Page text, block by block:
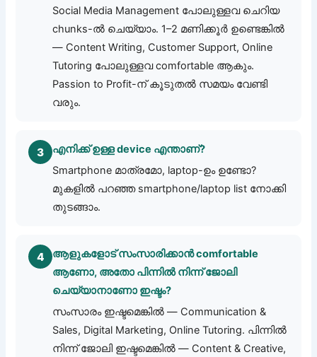
Social Media Management പോലുള്ളവ ചെറിയ
chunks-ൽ ചെയ്യാം. 1–2 മണിക്കൂർ ഉണ്ടെങ്കിൽ
— Content Writing, Customer Support, Online
Tutoring പോലുള്ളവ comfortable ആകും.
Passion to Profit-ന് കൂടുതൽ സമയം വേണ്ടി
വരും.
3
എനിക്ക് ഉള്ള device എന്താണ്?
Smartphone മാത്രമോ, laptop-ഉം ഉണ്ടോ?
മുകളിൽ പറഞ്ഞ smartphone/laptop list നോക്കി
തുടങ്ങാം.
4
ആളുകളോട് സംസാരിക്കാൻ comfortable
ആണോ, അതോ പിന്നിൽ നിന്ന് ജോലി
ചെയ്യാനാണോ ഇഷ്ടം?
സംസാരം ഇഷ്ടമെങ്കിൽ — Communication &
Sales, Digital Marketing, Online Tutoring. പിന്നിൽ
നിന്ന് ജോലി ഇഷ്ടമെങ്കിൽ — Content & Creative,